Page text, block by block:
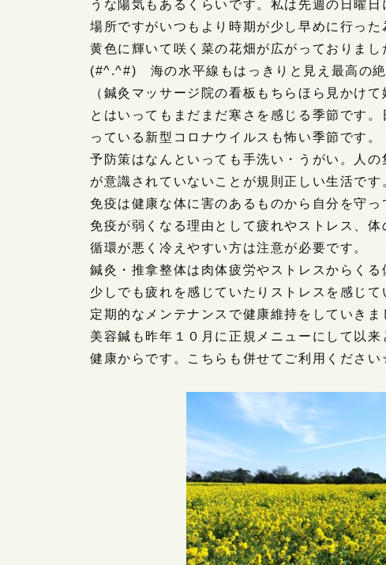
うな陽気もあるくらいです。私は先週の日曜
場所ですがいつもより時期が少し早めに行っ
黄色に輝いて咲く菜の花畑が広がっておりま
(#^.^#) 海の水平線もはっきりと見え最高の絶
（鍼灸マッサージ院の看板もちらほら見かけ
とはいってもまだまだ寒さを感じる季節です
っている新型コロナウイルスも怖い季節です。
予防策はなんといっても手洗い・うがい。人
が意識されていないことが規則正しい生活で
免疫は健康な体に害のあるものから自分を守
免疫が弱くなる理由として疲れやストレス、
循環が悪く冷えやすい方は注意が必要です。
鍼灸・推拿整体は肉体疲労やストレスからく
少しでも疲れを感じていたりストレスを感じ
定期的なメンテナンスで健康維持をしていき
美容鍼も昨年１０月に正規メニューにして以
健康からです。こちらも併せてご利用くださ